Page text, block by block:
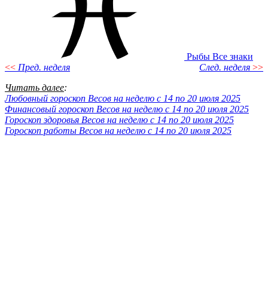
Рыбы Все знаки
<< Пред. неделя След. неделя >>
Читать далее:
Любовный гороскоп Весов на неделю с 14 по 20 июля 2025
Финансовый гороскоп Весов на неделю с 14 по 20 июля 2025
Гороскоп здоровья Весов на неделю с 14 по 20 июля 2025
Гороскоп работы Весов на неделю с 14 по 20 июля 2025